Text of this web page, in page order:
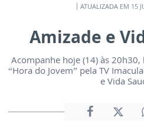
ATUALIZADA EM 15
Amizade e
Acompanhe hoje (14) às
“Hora do Jovem” pela TV
e Vida